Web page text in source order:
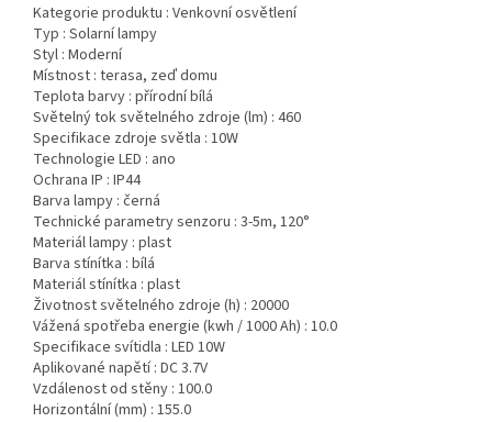
Kategorie produktu : Venkovní osvětlení
Typ : Solarní lampy
Styl : Moderní
Místnost : terasa, zeď domu
Teplota barvy : přírodní bílá
Světelný tok světelného zdroje (lm) : 460
Specifikace zdroje světla : 10W
Technologie LED : ano
Ochrana IP : IP44
Barva lampy : černá
Technické parametry senzoru : 3-5m, 120°
Materiál lampy : plast
Barva stínítka : bílá
Materiál stínítka : plast
Životnost světelného zdroje (h) : 20000
Vážená spotřeba energie (kwh / 1000 Ah) : 10.0
Specifikace svítidla : LED 10W
Aplikované napětí : DC 3.7V
Vzdálenost od stěny : 100.0
Horizontální (mm) : 155.0